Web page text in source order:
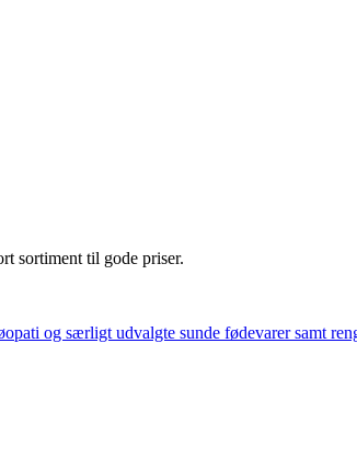
sortiment til gode priser.
og særligt udvalgte sunde fødevarer samt